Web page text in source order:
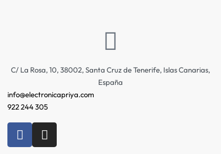
C/ La Rosa, 10, 38002, Santa Cruz de Tenerife, Islas Canarias,
España
info@electronicapriya.com
922 244 305